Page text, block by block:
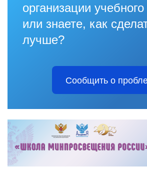
организации
или знаете, как
лучше?
Сообщить о